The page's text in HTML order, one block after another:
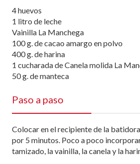
4 huevos
1 litro de leche
Vainilla La Manchega
100 g. de cacao amargo en polvo
400 g. de harina
1 cucharada de Canela molida La
50 g. de manteca
Paso a paso
Colocar en el recipiente de la
por 5 minutos. Poco a poco
tamizado, la vainilla, la canela y la